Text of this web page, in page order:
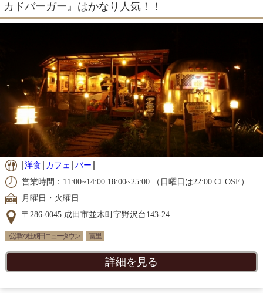
カドバーガー』はかなり人気！！
洋食 カフェ
バー
営業時間：11:00~14:00 18:00~25:00 （日曜日は22:00 CLOSE）
月曜日・火曜日
〒286-0045 成田市並木町字野沢台143-24
公津の杜 成田ニュータウン 富里
詳細を見る